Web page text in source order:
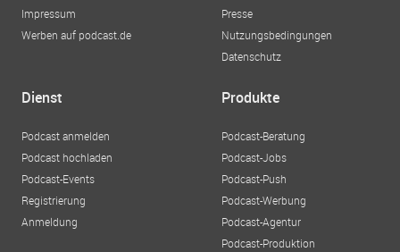
Impressum
Werben auf podcast.de
Presse
Nutzungsbedingungen
Datenschutz
Dienst
Podcast anmelden
Podcast hochladen
Podcast-Events
Registrierung
Anmeldung
Produkte
Podcast-Beratung
Podcast-Jobs
Podcast-Push
Podcast-Werbung
Podcast-Agentur
Podcast-Produktion